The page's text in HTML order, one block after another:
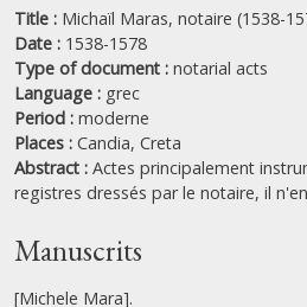
Title : Michaïl Maras, notaire (1538-
Date : 1538-1578
Type of document : notarial acts
Language : grec
Period : moderne
Places : Candia, Creta
Abstract : Actes principalement
registres dressés par le notaire, il
Manuscrits
[Michele Mara].